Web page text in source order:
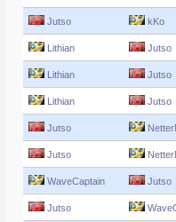
Jutso kKo
Lithian Jutso
Lithian Jutso
Lithian Jutso
Jutso
Jutso
WaveCaptain Jutso
Jutso